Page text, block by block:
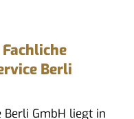
Berli
Berli GmbH liegt in